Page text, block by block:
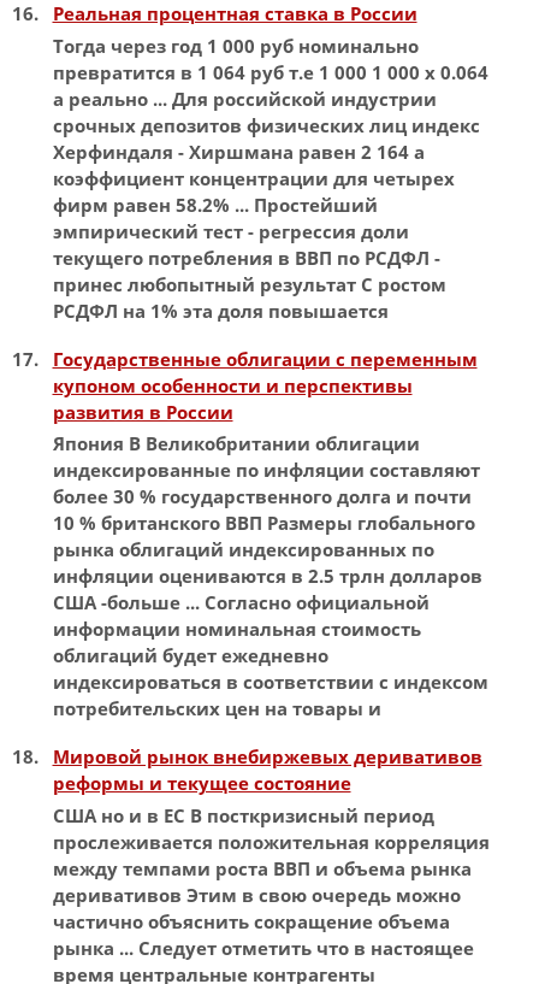
Реальная процентная ставка в России
Тогда через год 1 000 руб номинально
превратится в 1 064 руб т.е 1 000 1 000 х 0.064
а реально ... Для российской индустрии
срочных депозитов физических лиц индекс
Херфиндаля - Хиршмана равен 2 164 а
коэффициент концентрации для четырех
фирм равен 58.2% ... Простейший
эмпирический тест - регрессия доли
текущего потребления в ВВП по РСДФЛ -
принес любопытный результат С ростом
РСДФЛ на 1% эта доля повышается
Государственные облигации с переменным
купоном особенности и перспективы
развития в России
Япония В Великобритании облигации
индексированныепо инфляции составляют
более 30 % государственного долга и почти
10 % британского ВВП Размеры глобального
рынка облигаций индексированныхпо
инфляции оцениваются в 2.5 трлн долларов
США -больше ... Согласно официальной
информации номинальная стоимость
облигаций будет ежедневно
индексироваться в соответствии с индексом
потребительских цен на товары и
Мировой рынок внебиржевых деривативов
реформы и текущее состояние
США но и в ЕС В посткризисный период
прослеживается положительная корреляция
между темпами роста ВВП и объема рынка
деривативов Этим в свою очередь можно
частично объяснить сокращение объема
рынка ... Следует отметить что в настоящее
время центральные контрагенты